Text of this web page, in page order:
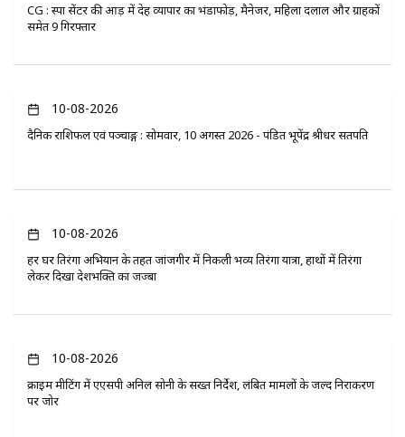
CG : स्पा सेंटर की आड़ में देह व्यापार का भंडाफोड़, मैनेजर, महिला दलाल और ग्राहकों
समेत 9 गिरफ्तार
10-08-2026
दैनिक राशिफल एवं पञ्चाङ्ग : सोमवार, 10 अगस्त 2026 - पंडित भूपेंद्र श्रीधर सतपति
10-08-2026
हर घर तिरंगा अभियान के तहत जांजगीर में निकली भव्य तिरंगा यात्रा, हाथों में तिरंगा
लेकर दिखा देशभक्ति का जज्बा
10-08-2026
क्राइम मीटिंग में एएसपी अनिल सोनी के सख्त निर्देश, लंबित मामलों के जल्द निराकरण
पर जोर